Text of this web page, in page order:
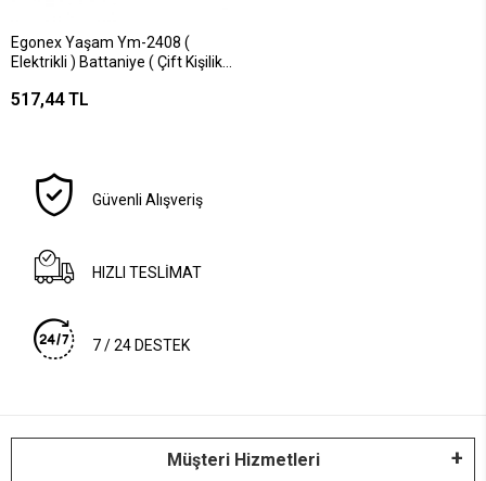
Egonex Yaşam Ym-2408 (
Elektrikli ) Battaniye ( Çift Kişilik )
0.80-0.44 Amper)*70
517,44 TL
Güvenli Alışveriş
HIZLI TESLİMAT
7 / 24 DESTEK
Müşteri Hizmetleri